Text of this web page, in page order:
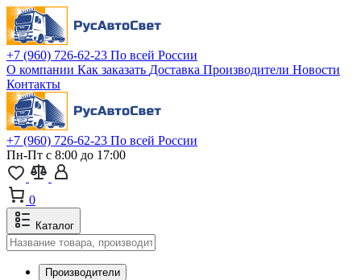
+7 (960) 726-62-23 По всей России
О компании Как заказать Доставка Производители Новости
Контакты
+7 (960) 726-62-23 По всей России
Пн-Пт с 8:00 до 17:00
0
Каталог
Производители